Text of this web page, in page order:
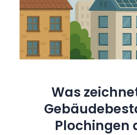
Was
Plochingen